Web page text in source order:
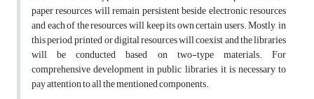
paper resources will remain persistent beside electronic resources
and each of the resources will keep its own certain users. Mostly, in
this period, printed or digital resources will coexist and the libraries
will be conducted based on two-type materials. For
comprehensive development in public libraries, it is necessary to
pay attention to all the mentioned components.